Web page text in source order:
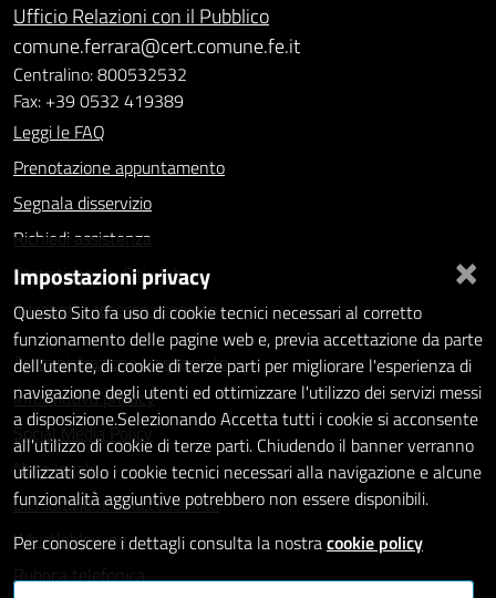
Ufficio Relazioni con il Pubblico
comune.ferrara@cert.comune.fe.it
Centralino: 800532532
Fax: +39 0532 419389
Leggi le FAQ
Prenotazione appuntamento
Segnala disservizio
Richiedi assistenza
Statistiche dei Siti web
Intranet - accesso riservato
Amministrazione trasparente
Informativa privacy
Social Media Policy
Note legali
Dichiarazione di accessibilità
Whistleblowing
Rubrica telefonica
×
Impostazioni privacy
Questo Sito fa uso di cookie tecnici necessari al corretto
funzionamento delle pagine web e, previa accettazione da parte
dell'utente, di cookie di terze parti per migliorare l'esperienza di
navigazione degli utenti ed ottimizzare l'utilizzo dei servizi messi
a disposizione.Selezionando Accetta tutti i cookie si acconsente
all'utilizzo di cookie di terze parti. Chiudendo il banner verranno
utilizzati solo i cookie tecnici necessari alla navigazione e alcune
funzionalità aggiuntive potrebbero non essere disponibili.
Per conoscere i dettagli consulta la nostracookie policy